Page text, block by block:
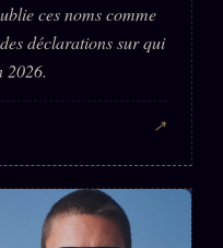
ces noms comme
déclarations sur qui
2026.
↗